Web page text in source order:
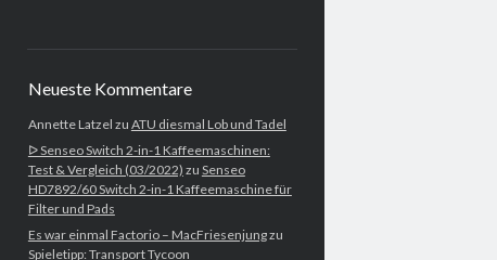
Neueste Kommentare
Annette Latzel zu ATU diesmal Lob und Tadel
ᐅ Senseo Switch 2-in-1 Kaffeemaschinen:
Test & Vergleich (03/2022) zu Senseo
HD7892/60 Switch 2-in-1 Kaffeemaschine für
Filter und Pads
Es war einmal Factorio – MacFriesenjungzu
Spieletipp: Transport Tycoon